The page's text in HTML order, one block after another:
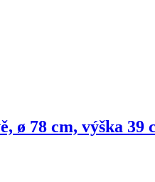
ø 78 cm, výška 39